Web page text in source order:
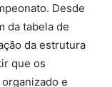
Desde
da tabela de
da estrutura
que os
e